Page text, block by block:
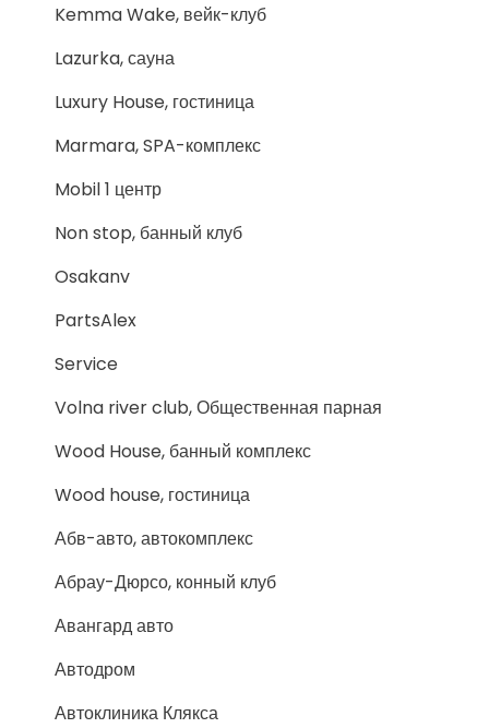
Kemma Wake, вейк-клуб
Lazurka, сауна
Luxury House, гостиница
Marmara, SPA-комплекс
Mobil 1 центр
Non stop, банный клуб
Osakanv
PartsAlex
Service
Volna river club, Общественная парная
Wood House, банный комплекс
Wood house, гостиница
Абв-авто, автокомплекс
Абрау-Дюрсо, конный клуб
Авангард авто
Автодром
Автоклиника Клякса